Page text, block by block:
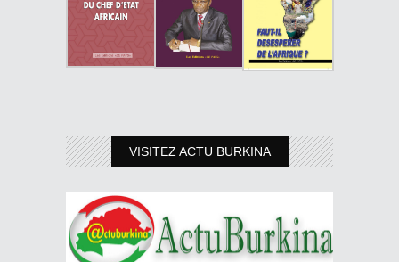
VISITEZ ACTU BURKINA